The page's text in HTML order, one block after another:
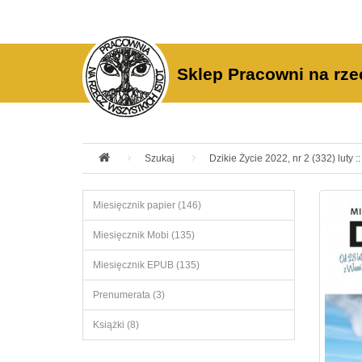
Sklep Pracowni na
Szukaj Dzikie Życie 2022, nr 2 (332) luty
Miesięcznik papier (146)
Miesięcznik Mobi (135)
Miesięcznik EPUB (135)
Prenumerata (3)
Książki (8)